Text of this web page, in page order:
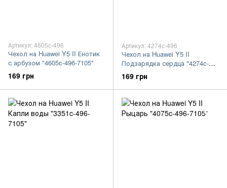
Артикул: 4605c-496
Чехол на Huawei Y5 II Енотик
с арбузом "4605c-496-7105"
169 грн
Артикул: 4274c-496
Чехол на Huawei Y5 II
Подзарядка сердца "4274c-
496-7105"
169 грн